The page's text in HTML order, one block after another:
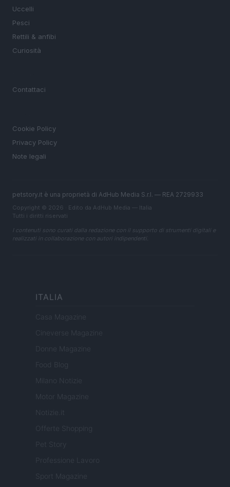
Uccelli
Pesci
Rettili & anfibi
Curiosità
Contattaci
Cookie Policy
Privacy Policy
Note legali
petstory.it è una proprietà di AdHub Media S.r.l. — REA 2729933
Copyright © 2026 · Edito da AdHub Media — Italia
Tutti i diritti riservati
I contenuti sono curati dalla redazione con il supporto di strumenti digitali e
realizzati in collaborazione con autori indipendenti.
ITALIA
Casa Magazine
Cineverse Magazine
Donne Magazine
Food Blog
Milano Notizie
Motor Magazine
Notizie.it
Offerte Shopping
Professione Lavoro
Sport Magazine